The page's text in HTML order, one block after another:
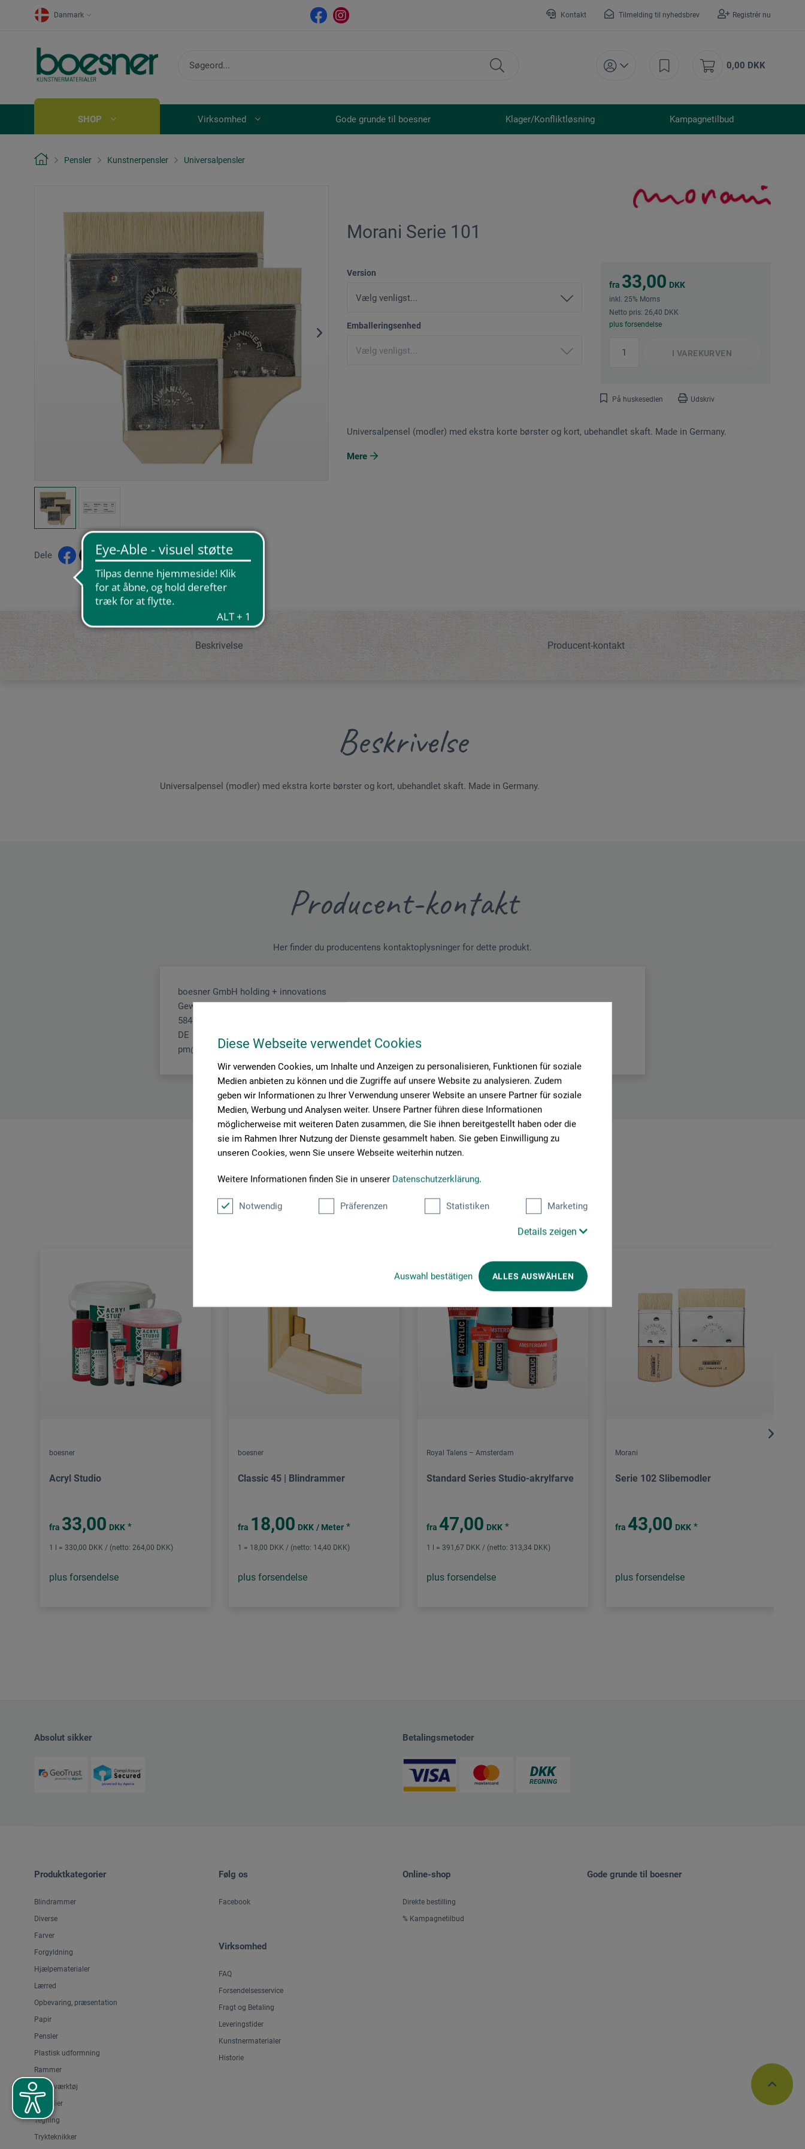
Diese Webseite verwendet Cookies
Wir verwenden Cookies, um Inhalte und Anzeigen zu personalisieren, Funktionen für soziale
Medien anbieten zu können und die Zugriffe auf unsere Website zu analysieren. Zudem
geben wir Informationen zu Ihrer Verwendung unserer Website an unsere Partner für soziale
Medien, Werbung und Analysen weiter. Unsere Partner führen diese Informationen
möglicherweise mit weiteren Daten zusammen, die Sie ihnen bereitgestellt haben oder die
sie im Rahmen Ihrer Nutzung der Dienste gesammelt haben. Sie geben Einwilligung zu
unseren Cookies, wenn Sie unsere Webseite weiterhin nutzen.
Weitere Informationen finden Sie in unserer Datenschutzerklärung.
Notwendig Präferenzen Statistiken Marketing
Details zeigen
Auswahl bestätigen ALLES AUSWÄHLEN
Danmark Kontakt Tilmelding til nyhedsbrev Registrér nu
0,00 DKK
SHOP Virksomhed Gode grunde til boesner Klager/Konfliktløsning Kampagnetilbud
Pensler Kunstnerpensler Universalpensler
Morani Serie 101
Version
Emballeringsenhed
fra 33,00 DKK
inkl. 25% Moms
Netto pris: 26,40 DKK
plus forsendelse
I VAREKURVEN
På huskesedlen Udskriv
Dele
Universalpensel (modler) med ekstra korte børster og kort, ubehandlet skaft. Made in Germany.
Mere
Beskrivelse Producent-kontakt
Beskrivelse
Universalpensel (modler) med ekstra korte børster og kort, ubehandlet skaft. Made in Germany.
Producent-kontakt
Her finder du producentens kontaktoplysninger for dette produkt.
boesner GmbH holding + innovations
Gewerkenstr. 2
58456 Witten
DE
pm@boesner.com
Kunder købte også
boesner
Acryl Studio
fra 33,00 DKK *
1 l = 330,00 DKK / (netto: 264,00 DKK)
plus forsendelse
boesner
Classic 45 | Blindrammer
fra 18,00 DKK / Meter *
1 = 18,00 DKK / (netto: 14,40 DKK)
plus forsendelse
Royal Talens – Amsterdam
Standard Series Studio-akrylfarve
fra 47,00 DKK *
1 l = 391,67 DKK / (netto: 313,34 DKK)
plus forsendelse
Morani
Serie 102 Slibemodler
fra 43,00 DKK *
plus forsendelse
Absolut sikker Betalingsmetoder
Produktkategorier
Blindrammer
Diverse
Farver
Forgyldning
Hjælpematerialer
Lærred
Opbevaring, præsentation
Papir
Pensler
Plastisk udformning
Rammer
Skæreværktøj
Staffelier
Tegning
Trykteknikker
Følg os
Facebook
Virksomhed
FAQ
Forsendelsesservice
Fragt og Betaling
Leveringstider
Kunstnermaterialer
Historie
Online-shop
Direkte bestilling
% Kampagnetilbud
Gode grunde til boesner